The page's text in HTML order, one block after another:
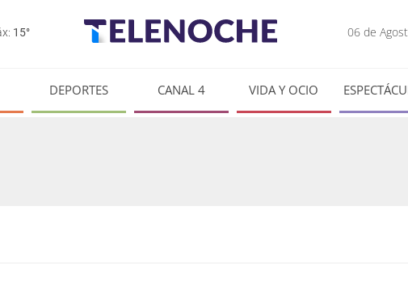
15° 06 de
DEPORTES CANAL 4 VIDA Y OCIO